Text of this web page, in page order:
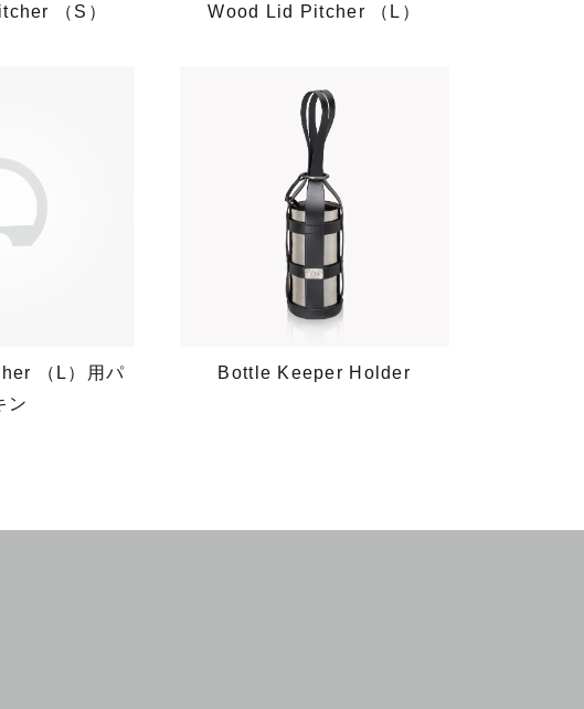
（S） Wood Lid Pitcher （L）
（L）用パ
ン
Bottle Keeper Holder